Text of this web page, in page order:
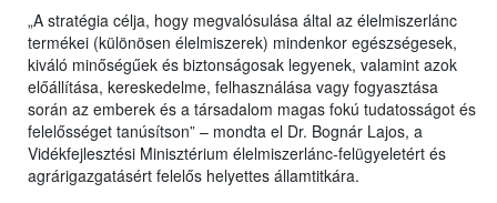
„A stratégia célja, hogy megvalósulása által az élelmiszerlánc
termékei (különösen élelmiszerek) mindenkor egészségesek,
kiváló minőségűek és biztonságosak legyenek, valamint azok
előállítása, kereskedelme, felhasználása vagy fogyasztása
során az emberek és a társadalom magas fokú tudatosságot és
felelősséget tanúsítson” – mondta el Dr. Bognár Lajos, a
Vidékfejlesztési Minisztérium élelmiszerlánc-felügyeletért és
agrárigazgatásért felelős helyettes államtitkára.